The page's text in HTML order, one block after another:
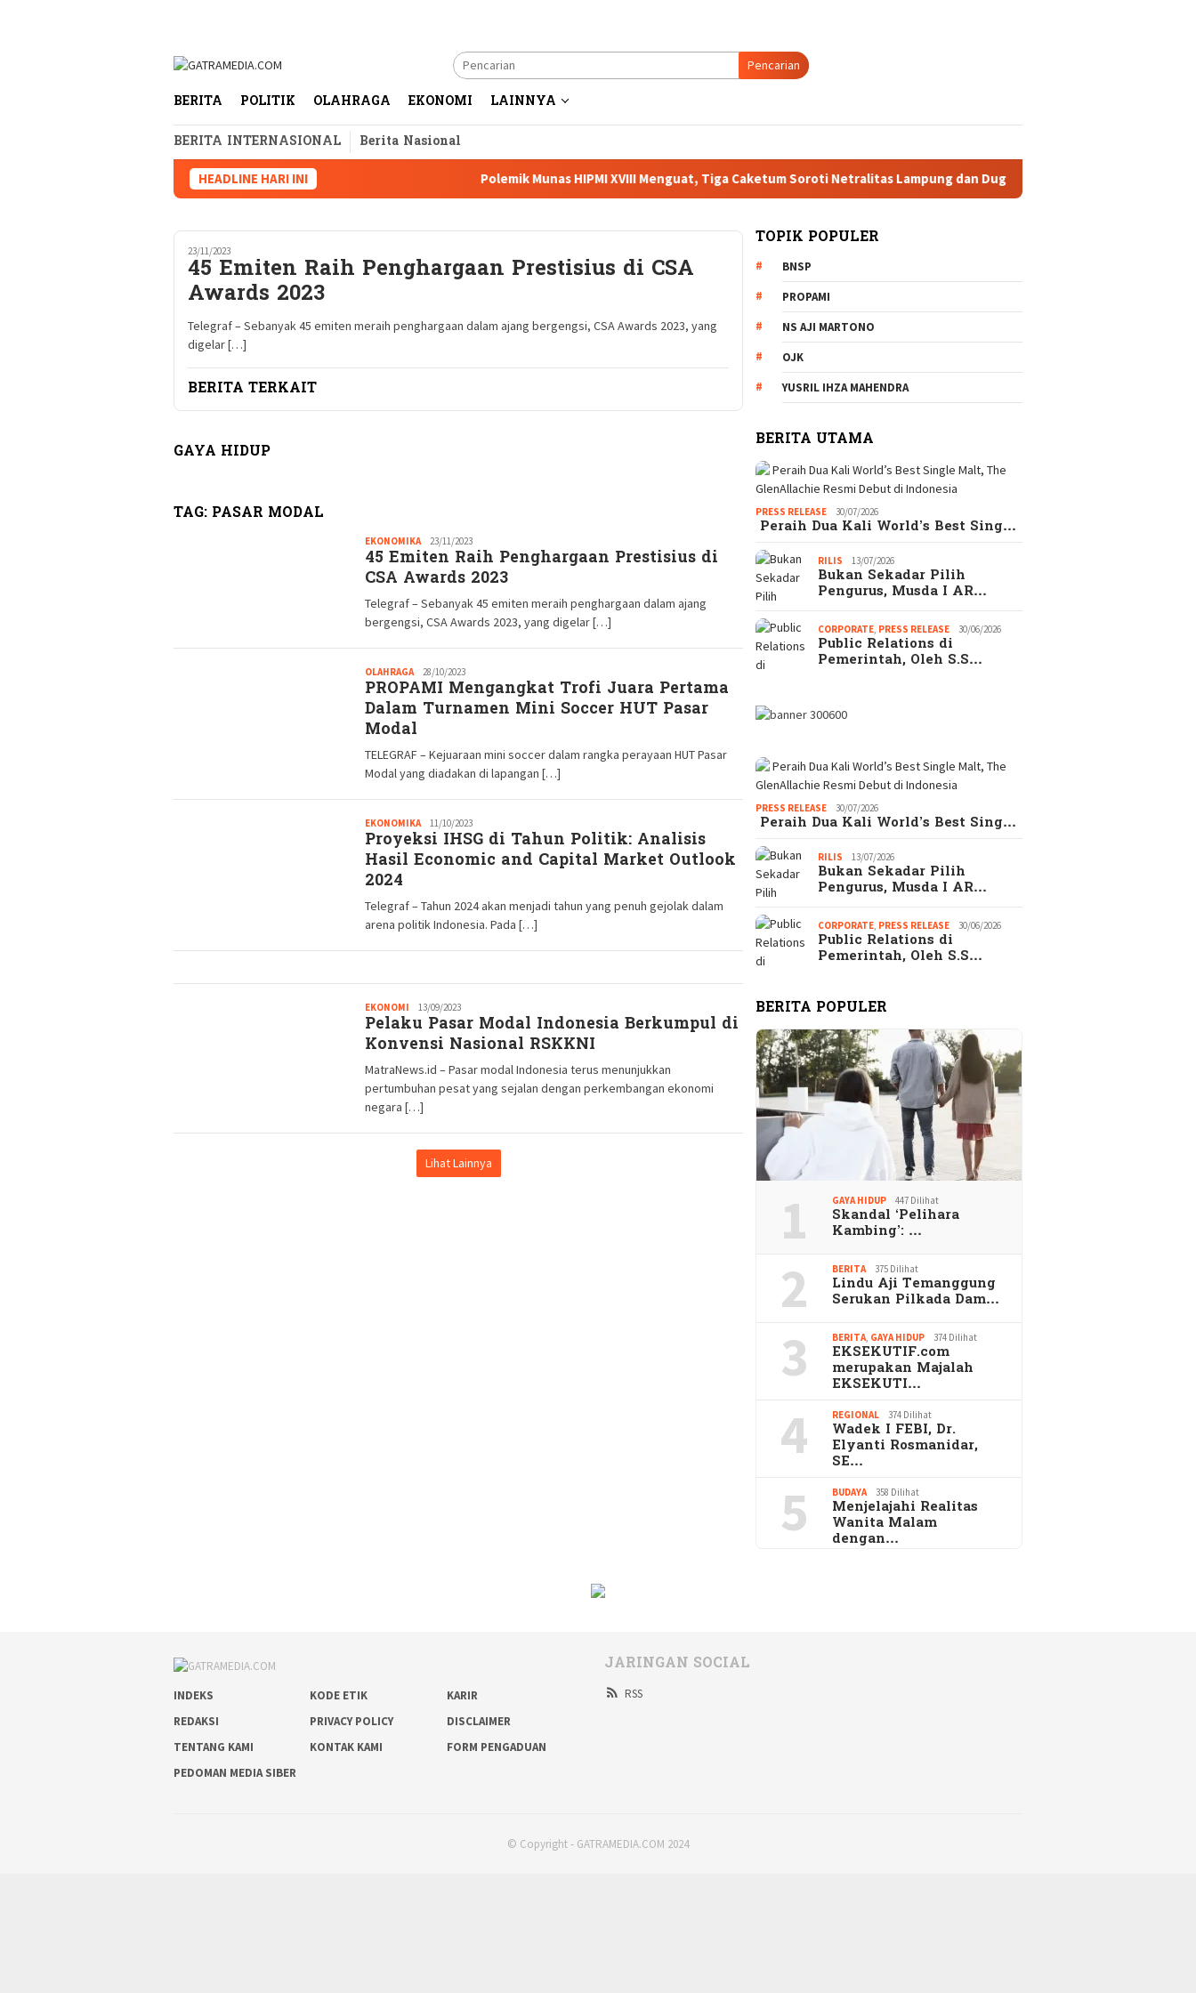
Pencarian
BERITA POLITIK OLAHRAGA EKONOMI LAINNYA
BERITA INTERNASIONAL Berita Nasional
HEADLINE HARI INI Polemik Munas HIPMI XVIII Menguat, Tiga Caketum Soroti Netralitas Lampung dan Dugaan Pelanggaran AD/ART
23/11/2023
45 Emiten Raih Penghargaan Prestisius di CSA
Awards 2023
Telegraf – Sebanyak 45 emiten meraih penghargaan dalam ajang bergengsi, CSA Awards 2023, yang
digelar […]
BERITA TERKAIT
GAYA HIDUP
TAG: PASAR MODAL
EKONOMIKARedaksi
GM
23/11/2023
45 Emiten Raih Penghargaan Prestisius di
CSA Awards 2023
Telegraf – Sebanyak 45 emiten meraih penghargaan dalam ajang
bergengsi, CSA Awards 2023, yang digelar […]
OLAHRAGARedaksi
GM
28/10/2023
PROPAMI Mengangkat Trofi Juara Pertama
Dalam Turnamen Mini Soccer HUT Pasar
Modal
TELEGRAF – Kejuaraan mini soccer dalam rangka perayaan HUT Pasar
Modal yang diadakan di lapangan […]
EKONOMIKARedaksi
GM
11/10/2023
Proyeksi IHSG di Tahun Politik: Analisis
Hasil Economic and Capital Market Outlook
2024
Telegraf – Tahun 2024 akan menjadi tahun yang penuh gejolak dalam
arena politik Indonesia. Pada […]
EKONOMI Redaksi
GM
13/09/2023
Pelaku Pasar Modal Indonesia Berkumpul di
Konvensi Nasional RSKKNI
MatraNews.id – Pasar modal Indonesia terus menunjukkan
pertumbuhan pesat yang sejalan dengan perkembangan ekonomi
negara […]
Lihat Lainnya
TOPIK POPULER
BNSP
PROPAMI
NS AJI MARTONO
OJK
YUSRIL IHZA MAHENDRA
BERITA UTAMA
PRESS RELEASE 30/07/2026
Peraih Dua Kali World’s Best Sing…
RILIS 13/07/2026
Bukan Sekadar Pilih
Pengurus, Musda I AR…
CORPORATE, PRESS RELEASE 30/06/2026
Public Relations di
Pemerintah, Oleh S.S…
PRESS RELEASE 30/07/2026
Peraih Dua Kali World’s Best Sing…
RILIS 13/07/2026
Bukan Sekadar Pilih
Pengurus, Musda I AR…
CORPORATE, PRESS RELEASE 30/06/2026
Public Relations di
Pemerintah, Oleh S.S…
BERITA POPULER
1 GAYA HIDUP 447 Dilihat
Skandal ‘Pelihara
Kambing’: …
2 BERITA 375 Dilihat
Lindu Aji Temanggung
Serukan Pilkada Dam…
3 BERITA, GAYA HIDUP 374 Dilihat
EKSEKUTIF.com
merupakan Majalah
EKSEKUTI…
4 REGIONAL 374 Dilihat
Wadek I FEBI, Dr.
Elyanti Rosmanidar,
SE…
5 BUDAYA 358 Dilihat
Menjelajahi Realitas
Wanita Malam
dengan…
INDEKS KODE ETIK
KARIR
REDAKSI
PRIVACY POLICY
DISCLAIMER
TENTANG KAMI
KONTAK KAMI
FORM PENGADUAN
PEDOMAN MEDIA SIBER
JARINGAN SOCIAL
RSS
© Copyright - GATRAMEDIA.COM 2024